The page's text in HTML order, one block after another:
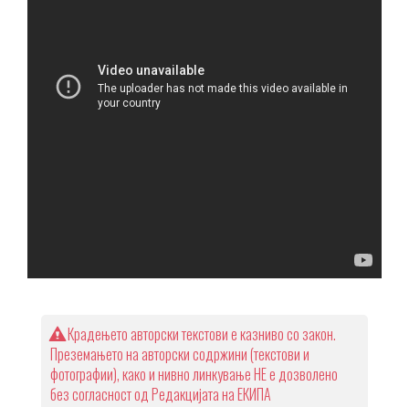
Крадењето авторски текстови е казниво со закон.
Преземањето на авторски содржини (текстови и
фотографии), како и нивно линкување НЕ е дозволено
без согласност од Редакцијата на ЕКИПА